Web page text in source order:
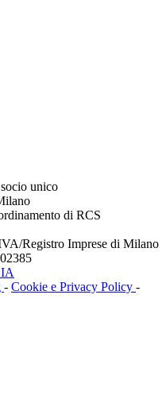
unico
di RCS
Registro Imprese di Milano
- Cookie e Privacy Policy -